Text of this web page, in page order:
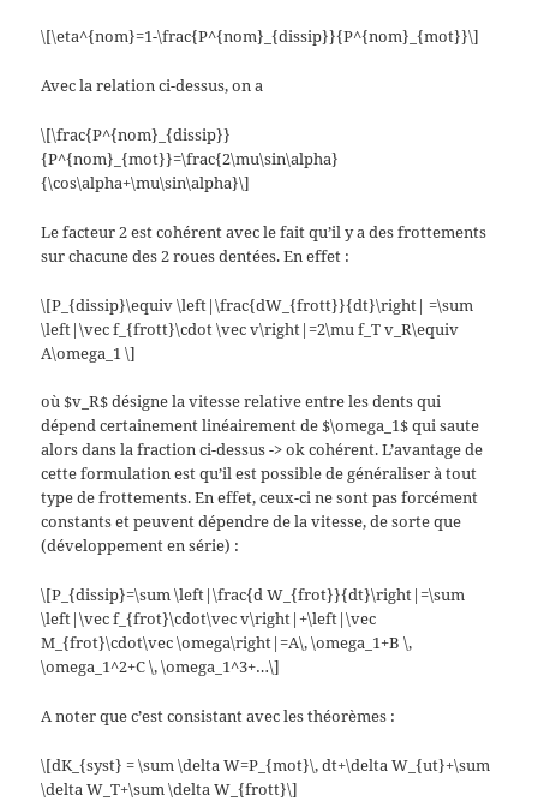
\[\eta^{nom}=1-\frac{P^{nom}_{dissip}}{P^{nom}_{mot}}\]
Avec la relation ci-dessus, on a
\[\frac{P^{nom}_{dissip}}
{P^{nom}_{mot}}=\frac{2\mu\sin\alpha}
{\cos\alpha+\mu\sin\alpha}\]
Le facteur 2 est cohérent avec le fait qu’il y a des frottements
sur chacune des 2 roues dentées. En effet :
\[P_{dissip}\equiv \left|\frac{dW_{frott}}{dt}\right| =\sum
\left|\vec f_{frott}\cdot \vec v\right|=2\mu f_T v_R\equiv
A\omega_1 \]
où $v_R$ désigne la vitesse relative entre les dents qui
dépend certainement linéairement de $\omega_1$ qui saute
alors dans la fraction ci-dessus -> ok cohérent. L’avantage de
cette formulation est qu’il est possible de généraliser à tout
type de frottements. En effet, ceux-ci ne sont pas forcément
constants et peuvent dépendre de la vitesse, de sorte que
(développement en série) :
\[P_{dissip}=\sum \left|\frac{d W_{frot}}{dt}\right|=\sum
\left|\vec f_{frot}\cdot\vec v\right|+\left|\vec
M_{frot}\cdot\vec \omega\right|=A\, \omega_1+B \,
\omega_1^2+C \, \omega_1^3+…\]
A noter que c’est consistant avec les théorèmes :
\[dK_{syst} = \sum \delta W=P_{mot}\, dt+\delta W_{ut}+\sum
\delta W_T+\sum \delta W_{frott}\]